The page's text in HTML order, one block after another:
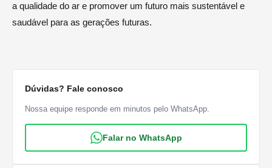
a qualidade do ar e promover um futuro mais sustentável e
saudável para as gerações futuras.
Dúvidas? Fale conosco
Nossa equipe responde em minutos pelo WhatsApp.
Falar no WhatsApp